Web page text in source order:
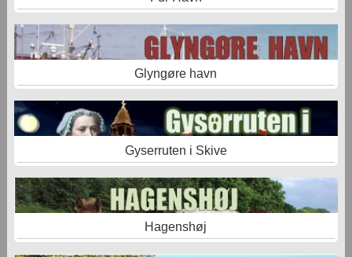
Glyngøre havn
Gyserruten i Skive
Hagenshøj